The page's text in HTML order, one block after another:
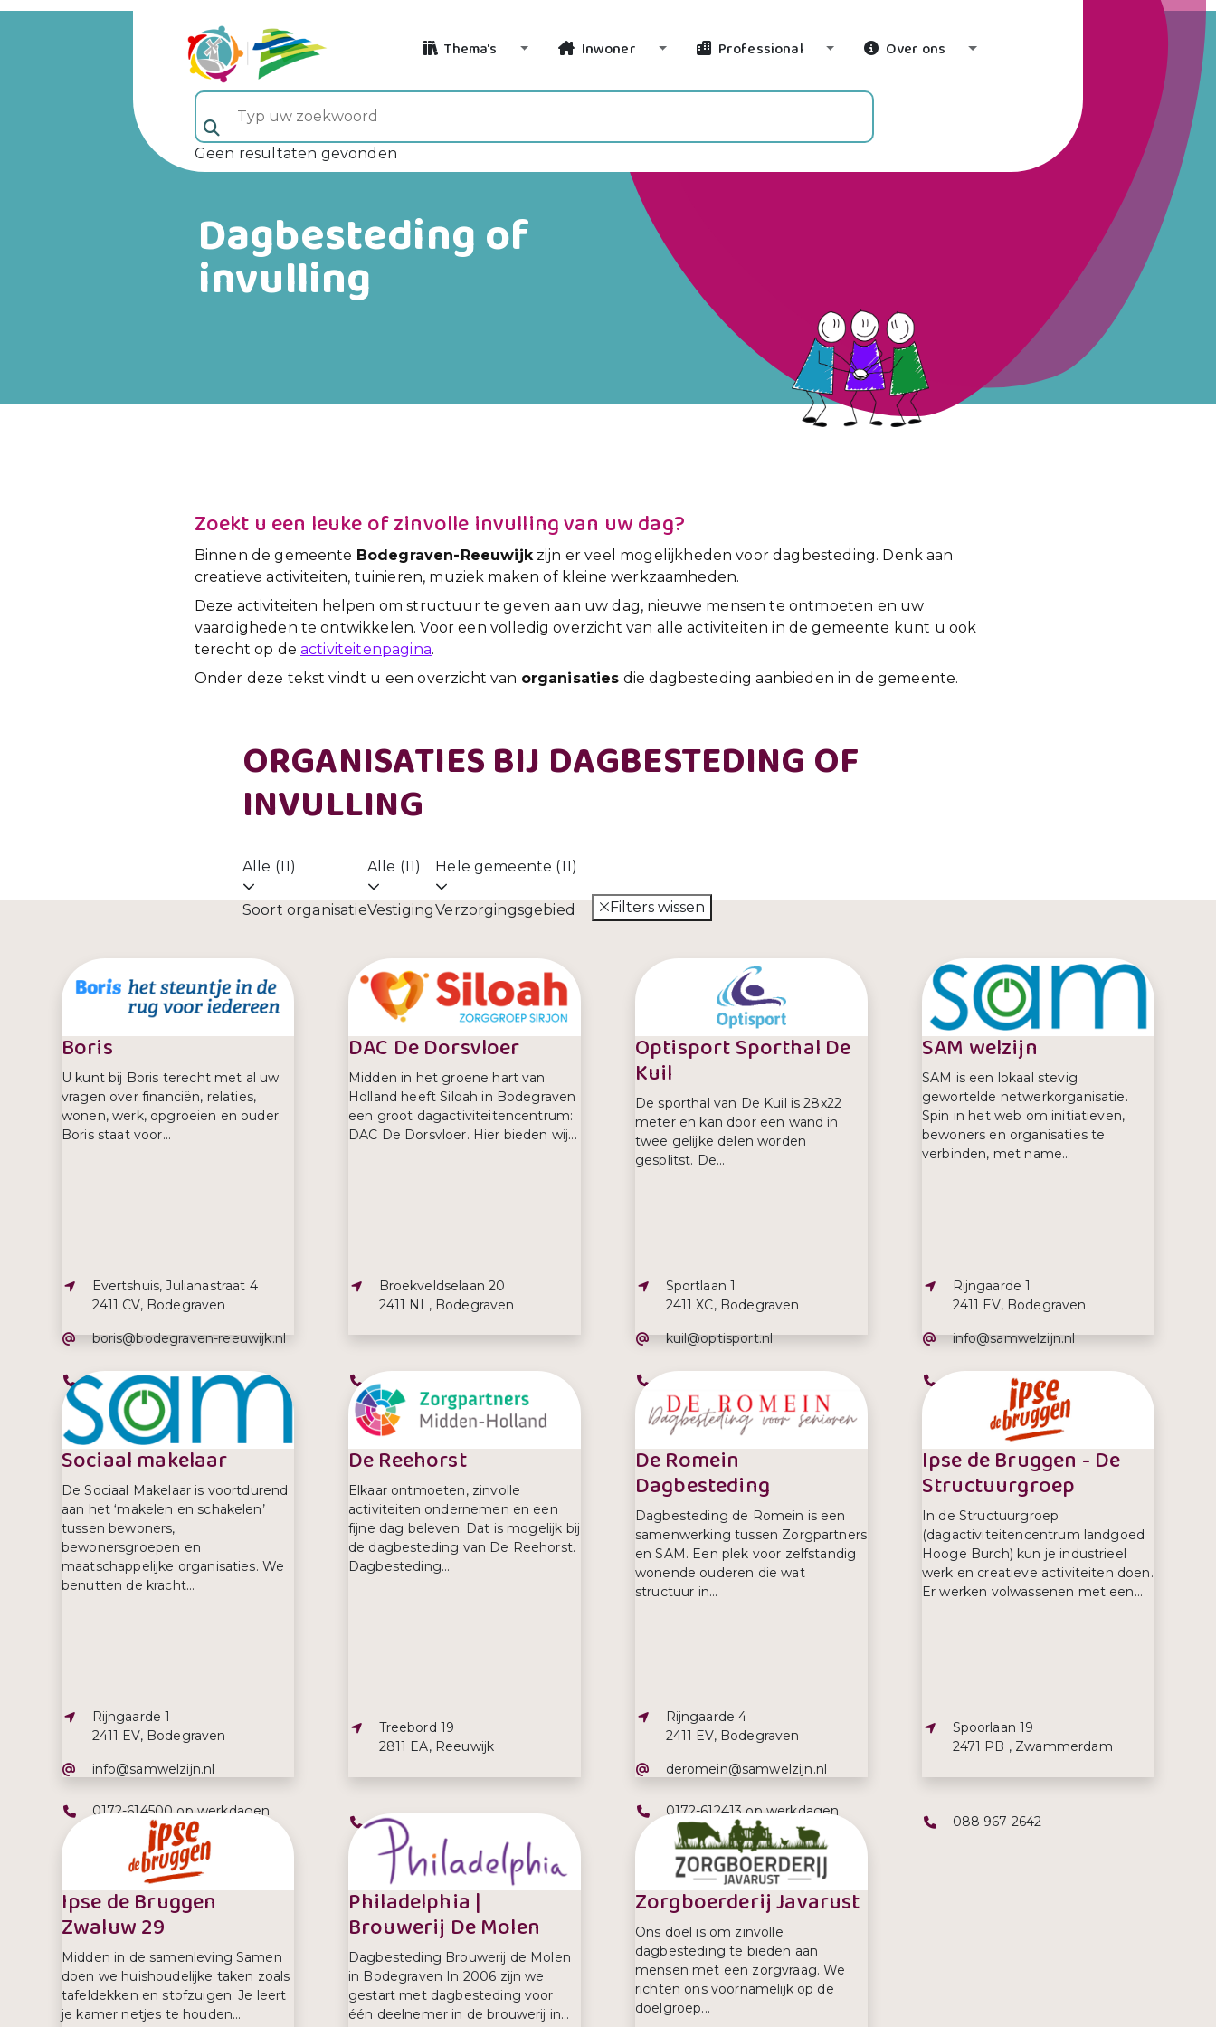
Thema's Toggle Dropdown
Inwoner Toggle Dropdown
Professional Toggle Dropdown
Over ons Toggle Dropdown
Typ uw zoekwoord (veld 5)
Geen resultaten gevonden
Dagbesteding of
invulling
Zoekt u een leuke of zinvolle invulling van uw dag?
Binnen de gemeente Bodegraven-Reeuwijkzijn er veel mogelijkheden voor dagbesteding. Denk aan
creatieve activiteiten, tuinieren, muziek maken of kleine werkzaamheden.
Deze activiteiten helpen om structuur te geven aan uw dag, nieuwe mensen te ontmoeten en uw
vaardigheden te ontwikkelen. Voor een volledig overzicht van alle activiteiten in de gemeente kunt u ook
terecht op de activiteitenpagina.
Onder deze tekst vindt u een overzicht van organisaties die dagbesteding aanbieden in de gemeente.
ORGANISATIES BIJ DAGBESTEDING OF
INVULLING
Alle (11)
Soort organisatie
Alle (11)
Vestiging
Hele gemeente (11)
Verzorgingsgebied Filters wissen
Boris
U kunt bij Boris terecht met al uw
vragen over financiën, relaties,
wonen, werk, opgroeien en ouder.
Boris staat voor...
Adres:
Evertshuis, Julianastraat 4
2411 CV, Bodegraven
E-mailadres:
boris@bodegraven-reeuwijk.nl
Telefoonnummer:
0172- 522 522
DAC De Dorsvloer
Midden in het groene hart van
Holland heeft Siloah in Bodegraven
een groot dagactiviteitencentrum:
DAC De Dorsvloer. Hier bieden wij...
Adres:
Broekveldselaan 20
2411 NL, Bodegraven
Optisport Sporthal De
Kuil
De sporthal van De Kuil is 28x22
meter en kan door een wand in
twee gelijke delen worden
gesplitst. De...
Adres:
Sportlaan 1
2411 XC, Bodegraven
E-mailadres:
kuil@optisport.nl
SAM welzijn
SAM is een lokaal stevig
gewortelde netwerkorganisatie.
Spin in het web om initiatieven,
bewoners en organisaties te
verbinden, met name...
Adres:
Rijngaarde 1
2411 EV, Bodegraven
E-mailadres:
info@samwelzijn.nl
Telefoonnummer:
0172 614 500
Sociaal makelaar
De Sociaal Makelaar is voortdurend
aan het ‘makelen en schakelen’
tussen bewoners,
bewonersgroepen en
maatschappelijke organisaties. We
benutten de kracht...
Adres:
Rijngaarde 1
2411 EV, Bodegraven
E-mailadres:
info@samwelzijn.nl
Telefoonnummer:
0172-614500 op werkdagen
tussen 09.00 uur – 11.00 uur.
De Reehorst
Elkaar ontmoeten, zinvolle
activiteiten ondernemen en een
fijne dag beleven. Dat is mogelijk bij
de dagbesteding van De Reehorst.
Dagbesteding...
Adres:
Treebord 19
2811 EA, Reeuwijk
Telefoonnummer:
0182 393 222
De Romein
Dagbesteding
Dagbesteding de Romein is een
samenwerking tussen Zorgpartners
en SAM. Een plek voor zelfstandig
wonende ouderen die wat
structuur in...
Adres:
Rijngaarde 4
2411 EV, Bodegraven
E-mailadres:
deromein@samwelzijn.nl
Telefoonnummer:
0172-612413 op werkdagen
tussen 09.00 uur – 16.00 uur
Ipse de Bruggen - De
Structuurgroep
In de Structuurgroep
(dagactiviteitencentrum landgoed
Hooge Burch) kun je industrieel
werk en creatieve activiteiten doen.
Er werken volwassenen met een...
Adres:
Spoorlaan 19
2471 PB , Zwammerdam
Telefoonnummer:
088 967 2642
Ipse de Bruggen
Zwaluw 29
Midden in de samenleving Samen
doen we huishoudelijke taken zoals
tafeldekken en stofzuigen. Je leert
je kamer netjes te houden...
Philadelphia |
Brouwerij De Molen
Dagbesteding Brouwerij de Molen
in Bodegraven In 2006 zijn we
gestart met dagbesteding voor
één deelnemer in de brouwerij in...
Zorgboerderij Javarust
Ons doel is om zinvolle
dagbesteding te bieden aan
mensen met een zorgvraag. We
richten ons voornamelijk op de
doelgroep...